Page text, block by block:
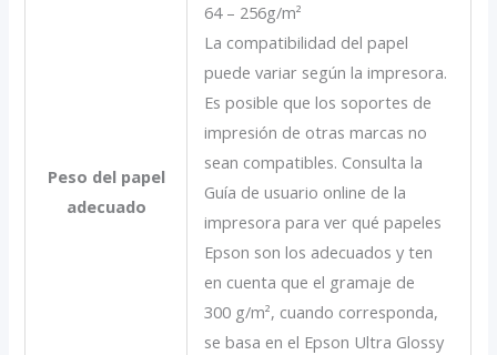
Peso del papel
adecuado
64 – 256g/m²
La compatibilidad del papel
puede variar según la impresora.
Es posible que los soportes de
impresión de otras marcas no
sean compatibles. Consulta la
Guía de usuario online de la
impresora para ver qué papeles
Epson son los adecuados y ten
en cuenta que el gramaje de
300 g/m², cuando corresponda,
se basa en el Epson Ultra Glossy